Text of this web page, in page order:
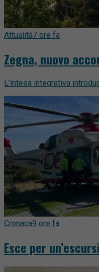
Attualità7 ore fa
Zegna, nuovo
L’intesa integrativa
Cronaca9 ore fa
Esce per